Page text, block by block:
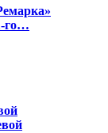
го…